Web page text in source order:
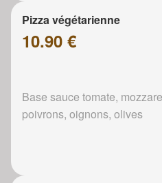
Pizza végétarienne
10.90 €
Base sauce tomate,
poivrons, oignons, olives